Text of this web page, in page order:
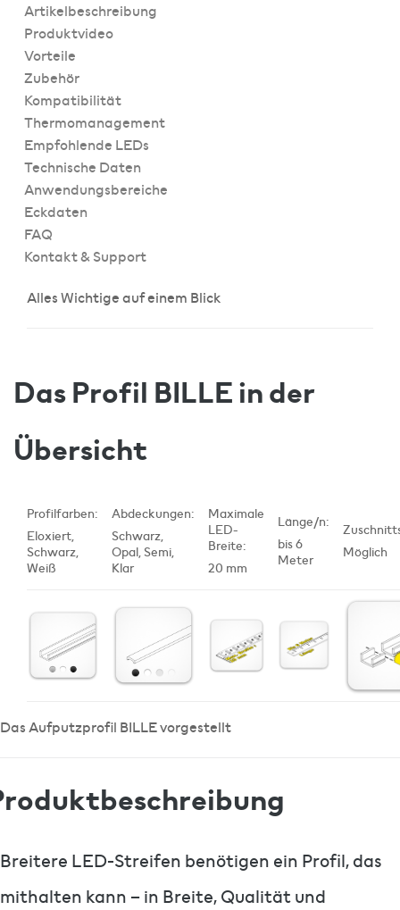
Artikelbeschreibung
Produktvideo
Vorteile
Zubehör
Kompatibilität
Thermomanagement
Empfohlende LEDs
Technische Daten
Anwendungsbereiche
Eckdaten
FAQ
Kontakt & Support
Alles Wichtige auf einem Blick
Das Profil BILLE in der
Übersicht
Profilfarben:
Eloxiert,
Schwarz,
Weiß
Abdeckungen:
Schwarz,
Opal, Semi,
Klar
Maximale
LED-
Breite:
20 mm
Länge/n:
bis 6
Meter
Möglich
Das Aufputzprofil BILLE vorgestellt
Breitere LED-Streifen benötigen ein Profil, das
mithalten kann – in Breite, Qualität und